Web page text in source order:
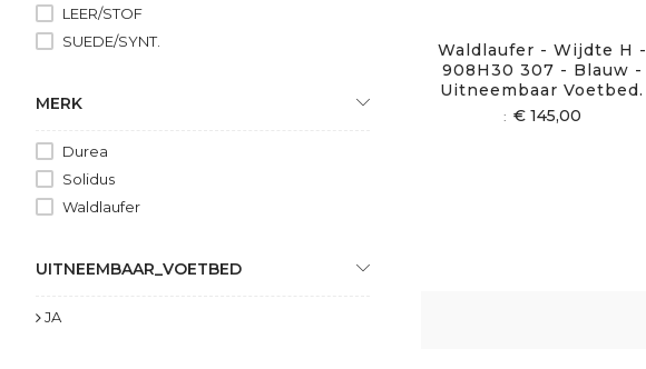
Waldlaufer - Wijdte H -
908H30 307 - Blauw -
Uitneembaar Voetbed.
€ 145,00
LEER/STOF
SUEDE/SYNT.
MERK
Durea
Solidus
Waldlaufer
UITNEEMBAAR_VOETBED
JA